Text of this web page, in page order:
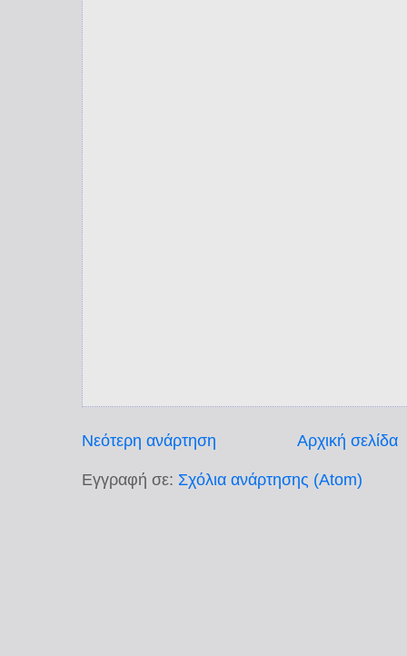
Νεότερη ανάρτηση Αρχική σελίδα
Εγγραφή σε: Σχόλια ανάρτησης (Atom)